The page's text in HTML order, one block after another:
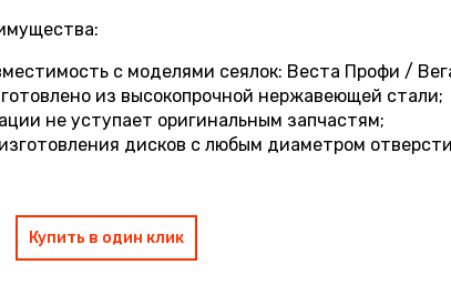
с моделями сеялок: Веста Профи /
из высокопрочной нержавеющей стали;
не уступает оригинальным запчастям;
дисков с любым диаметром
Купить в один клик